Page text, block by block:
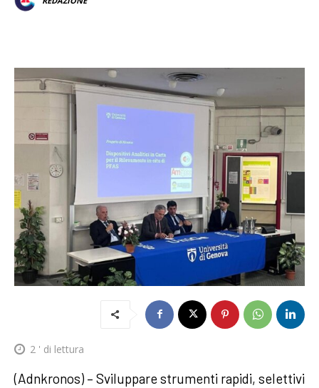
2 ' di lettura
(Adnkronos) – Sviluppare strumenti rapidi, selettivi